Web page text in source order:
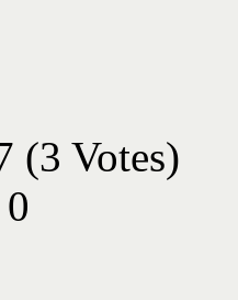
(3 Votes)